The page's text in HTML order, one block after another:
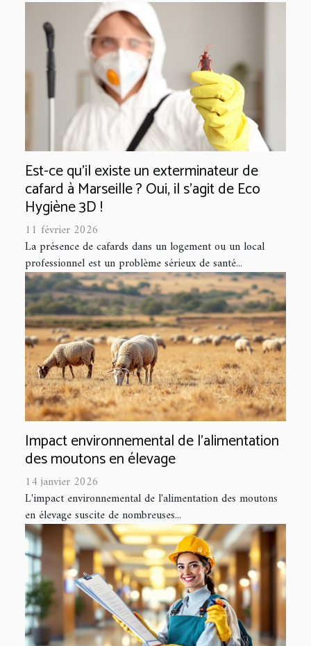
Est-ce qu’il existe un exterminateur de
cafard à Marseille ? Oui, il s'agit de Eco
Hygiène 3D !
11 février 2026
La présence de cafards dans un logement ou un local
professionnel est un problème sérieux de santé...
Impact environnemental de l'alimentation
des moutons en élevage
14 janvier 2026
L'impact environnemental de l'alimentation des moutons
en élevage suscite de nombreuses...